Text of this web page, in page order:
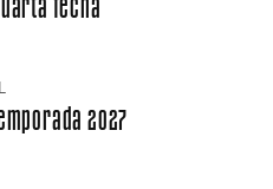
2027